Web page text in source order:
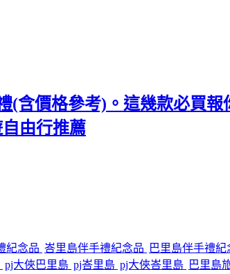
(含價格參考)。這幾款必買
由行推薦
紀念品 峇里島伴手禮紀念品 巴里島伴手禮紀
pj大俠巴里島 pj峇里島 pj大俠峇里島 巴里島